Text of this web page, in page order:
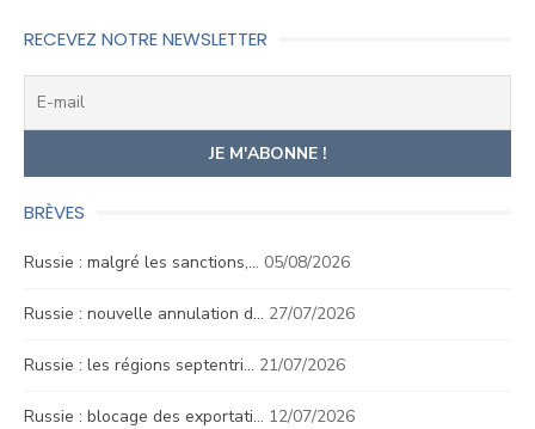
RECEVEZ NOTRE NEWSLETTER
BRÈVES
Russie : malgré les sanctions,… 05/08/2026
Russie : nouvelle annulation d… 27/07/2026
Russie : les régions septentri… 21/07/2026
Russie : blocage des exportati… 12/07/2026